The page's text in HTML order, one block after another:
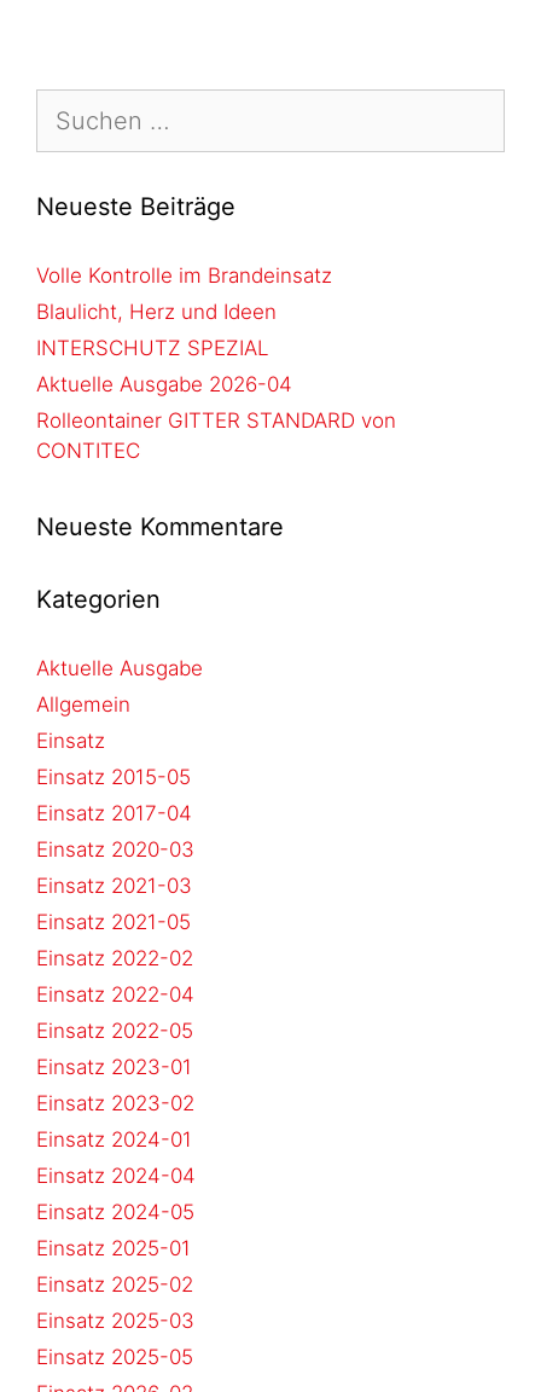
Neueste Beiträge
Volle Kontrolle im Brandeinsatz
Blaulicht, Herz und Ideen
INTERSCHUTZ SPEZIAL
Aktuelle Ausgabe 2026-04
Rolleontainer GITTER STANDARD von
CONTITEC
Neueste Kommentare
Kategorien
Aktuelle Ausgabe
Allgemein
Einsatz
Einsatz 2015-05
Einsatz 2017-04
Einsatz 2020-03
Einsatz 2021-03
Einsatz 2021-05
Einsatz 2022-02
Einsatz 2022-04
Einsatz 2022-05
Einsatz 2023-01
Einsatz 2023-02
Einsatz 2024-01
Einsatz 2024-04
Einsatz 2024-05
Einsatz 2025-01
Einsatz 2025-02
Einsatz 2025-03
Einsatz 2025-05